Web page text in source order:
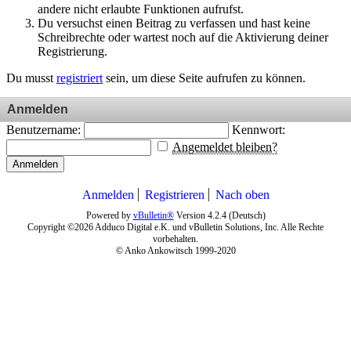
andere nicht erlaubte Funktionen aufrufst.
Du versuchst einen Beitrag zu verfassen und hast keine
Schreibrechte oder wartest noch auf die Aktivierung deiner
Registrierung.
Du musst registriert sein, um diese Seite aufrufen zu können.
Anmelden
Benutzername:
Kennwort:
Angemeldet bleiben?
Anmelden
Anmelden Registrieren Nach oben
Powered by vBulletin®Version 4.2.4 (Deutsch)
Copyright ©2026 Adduco Digital e.K. und vBulletin Solutions, Inc. Alle Rechte
vorbehalten.
© Anko Ankowitsch 1999-2020